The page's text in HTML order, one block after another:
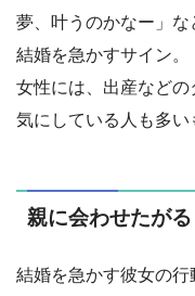
夢、叶うのかなー」
結婚を急かすサイン。
女性には、出産など
気にしている人も多い
親に会わせたがる
結婚を急かす彼女の